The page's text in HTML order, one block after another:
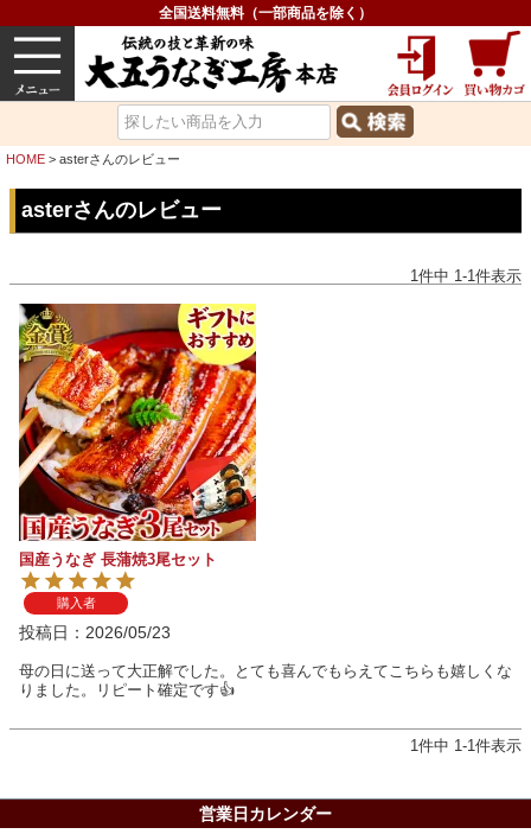
全国送料無料（一部商品を除く）
うなぎ 内祝い グルメ
HOME asterさんのレビュー
asterさんのレビュー
1件中 1-1件表示
国産うなぎ 長蒲焼3尾セット
購入者
投稿日 2026/05/23
母の日に送って大正解でした。とても喜んでもらえてこちらも嬉しくな
りました。リピート確定です👍
1件中 1-1件表示
営業日カレンダー